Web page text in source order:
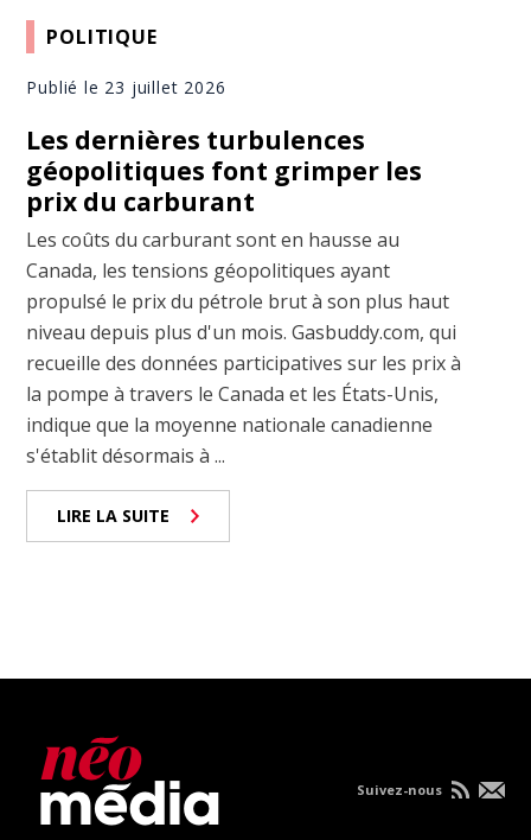
POLITIQUE
Publié le 23 juillet 2026
Les dernières turbulences
géopolitiques font grimper les
prix du carburant
Les coûts du carburant sont en hausse au
Canada, les tensions géopolitiques ayant
propulsé le prix du pétrole brut à son plus haut
niveau depuis plus d'un mois. Gasbuddy.com, qui
recueille des données participatives sur les prix à
la pompe à travers le Canada et les États-Unis,
indique que la moyenne nationale canadienne
s'établit désormais à ...
LIRE LA SUITE
Suivez-nous